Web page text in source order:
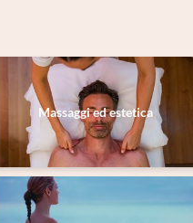
Massaggi ed estetica
Cognome*